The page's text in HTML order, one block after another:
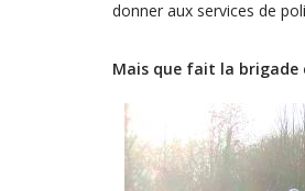
donner aux services de
Mais que fait la brigade